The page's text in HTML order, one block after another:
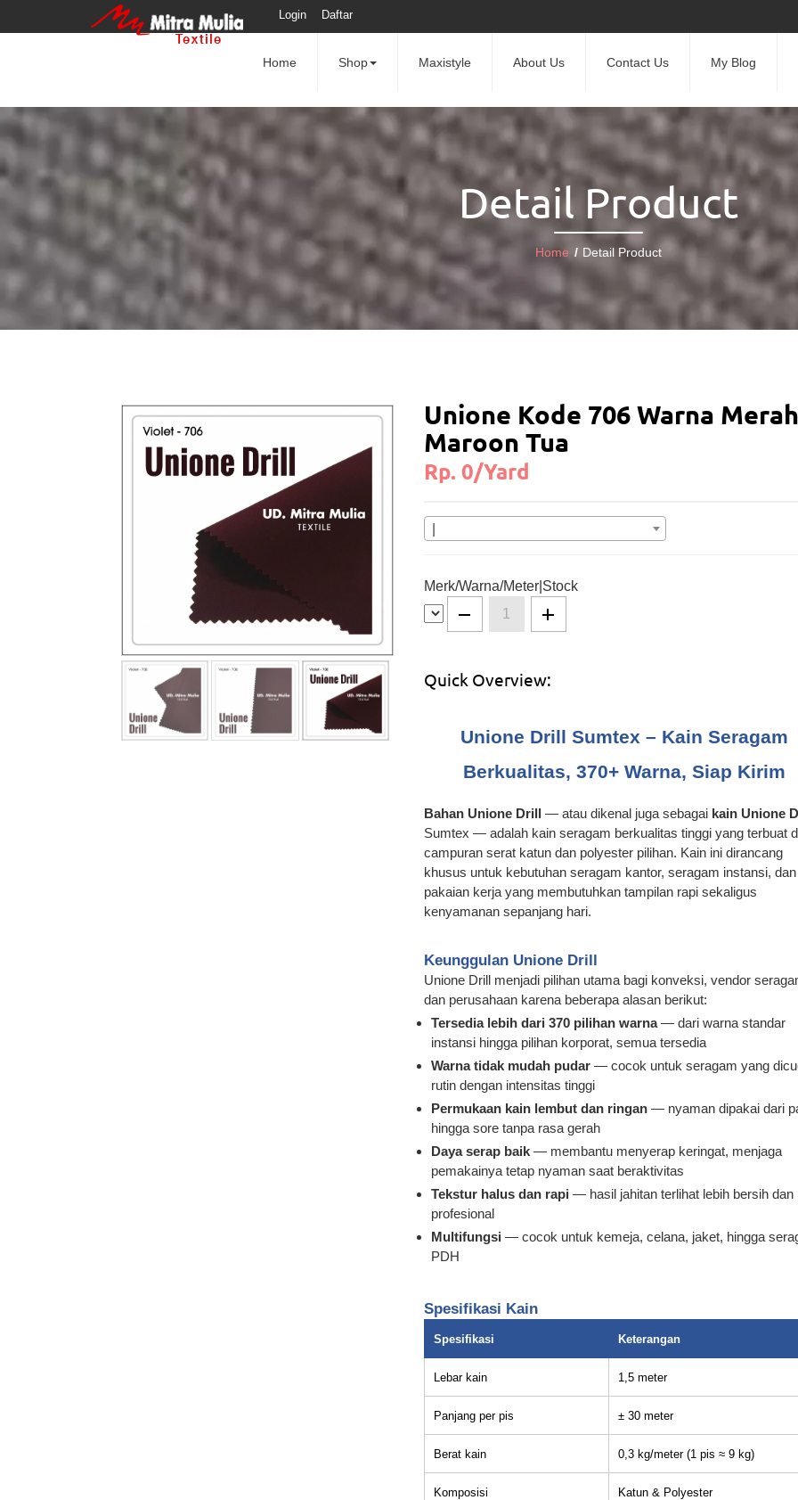
Login Daftar
Home Shop Maxistyle About Us Contact Us My Blog
Detail Product
Home / Detail Product
Unione Kode 706 Warna Merah
Maroon Tua
Rp. 0/Yard
Merk/Warna/Meter|Stock
Quick Overview:
Unione Drill Sumtex – Kain Seragam
Berkualitas, 370+ Warna, Siap Kirim
Bahan Unione Drill — atau dikenal juga sebagai kain Unione
Sumtex — adalah kain seragam berkualitas tinggi yang terbuat
campuran serat katun dan polyester pilihan. Kain ini dirancang
khusus untuk kebutuhan seragam kantor, seragam instansi, dan
pakaian kerja yang membutuhkan tampilan rapi sekaligus
kenyamanan sepanjang hari.
Keunggulan Unione Drill
Unione Drill menjadi pilihan utama bagi konveksi, vendor
dan perusahaan karena beberapa alasan berikut:
Tersedia lebih dari 370 pilihan warna— dari warna standar
instansi hingga pilihan korporat, semua tersedia
Warna tidak mudah pudar— cocok untuk seragam yang
rutin dengan intensitas tinggi
Permukaan kain lembut dan ringan— nyaman dipakai dari
hingga sore tanpa rasa gerah
Daya serap baik— membantu menyerap keringat, menjaga
pemakainya tetap nyaman saat beraktivitas
Tekstur halus dan rapi — hasil jahitan terlihat lebih bersih dan
profesional
Multifungsi — cocok untuk kemeja, celana, jaket, hingga
PDH
Spesifikasi Kain
Spesifikasi Keterangan
Lebar kain 1,5 meter
Panjang per pis ± 30 meter
Berat kain 0,3 kg/meter (1 pis ≈ 9 kg)
Komposisi Katun & Polyester